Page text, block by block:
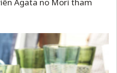
Agata no Mori tham